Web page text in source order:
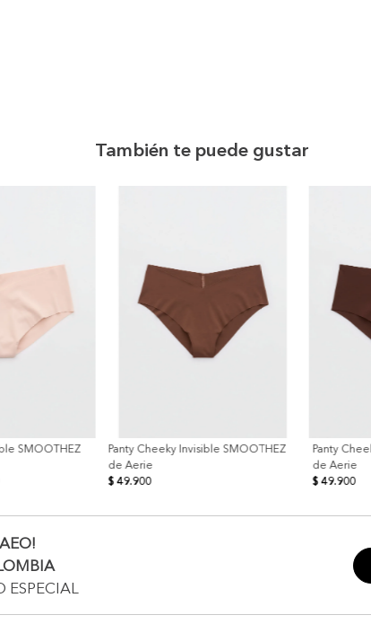
También te puede gustar
SMOOTHEZ
Panty Cheeky Invisible SMOOTHEZ
de Aerie
$ 49.900
Panty
de Aerie
$ 49.900
ESPECIAL